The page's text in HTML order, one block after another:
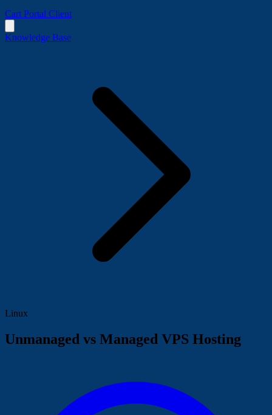
Cart Portal Client
Knowledge Base
Linux
Unmanaged vs Managed VPS Hosting